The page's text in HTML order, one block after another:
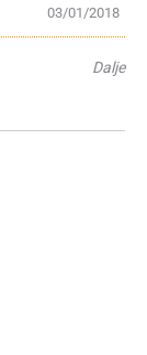
03/01/2018
Dalje